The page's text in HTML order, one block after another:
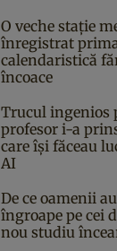
O veche stație
înregistrat
calendaristică
încoace
Trucul ingenios
profesor i-a
care își făceau
AI
De ce oamenii
îngroape pe cei
nou studiu